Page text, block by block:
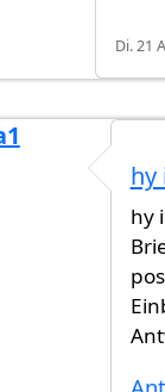
Di. 21
Ich war auchhy
hy